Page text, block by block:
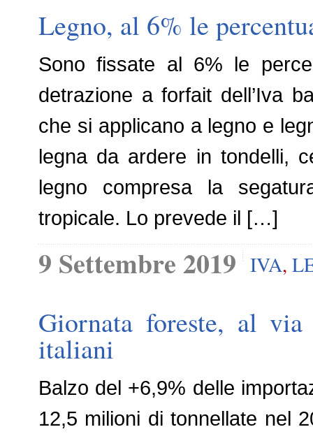
Legno, al 6% le
Sono fissate al 6% le
detrazione a forfait dell’Iva
che si applicano a legno e
legna da ardere in tondelli,
legno compresa la
tropicale. Lo prevede il […]
9 Settembre 2019 IVA,
Giornata foreste, al
italiani
Balzo del +6,9% delle
12,5 milioni di tonnellate nel